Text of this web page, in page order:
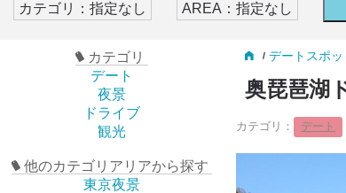
カテゴリ
デート
夜景
ドライブ
観光
他のカテゴリアリアから探す
東京夜景
デートスポッ
奥琵琶湖
カテゴリ： デート